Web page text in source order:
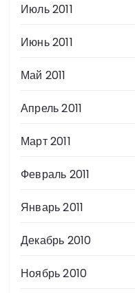
Июль 2011
Июнь 2011
Май 2011
Апрель 2011
Март 2011
Февраль 2011
Январь 2011
Декабрь 2010
Ноябрь 2010